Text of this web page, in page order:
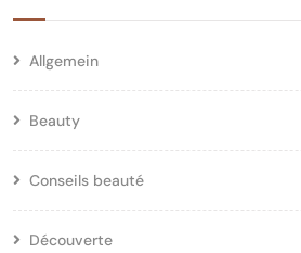
Allgemein
Beauty
Conseils beauté
Découverte